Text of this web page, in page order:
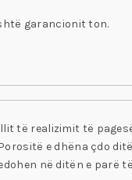
garancionit ton.
të realizimit të
e dhëna çdo
në ditën e parë